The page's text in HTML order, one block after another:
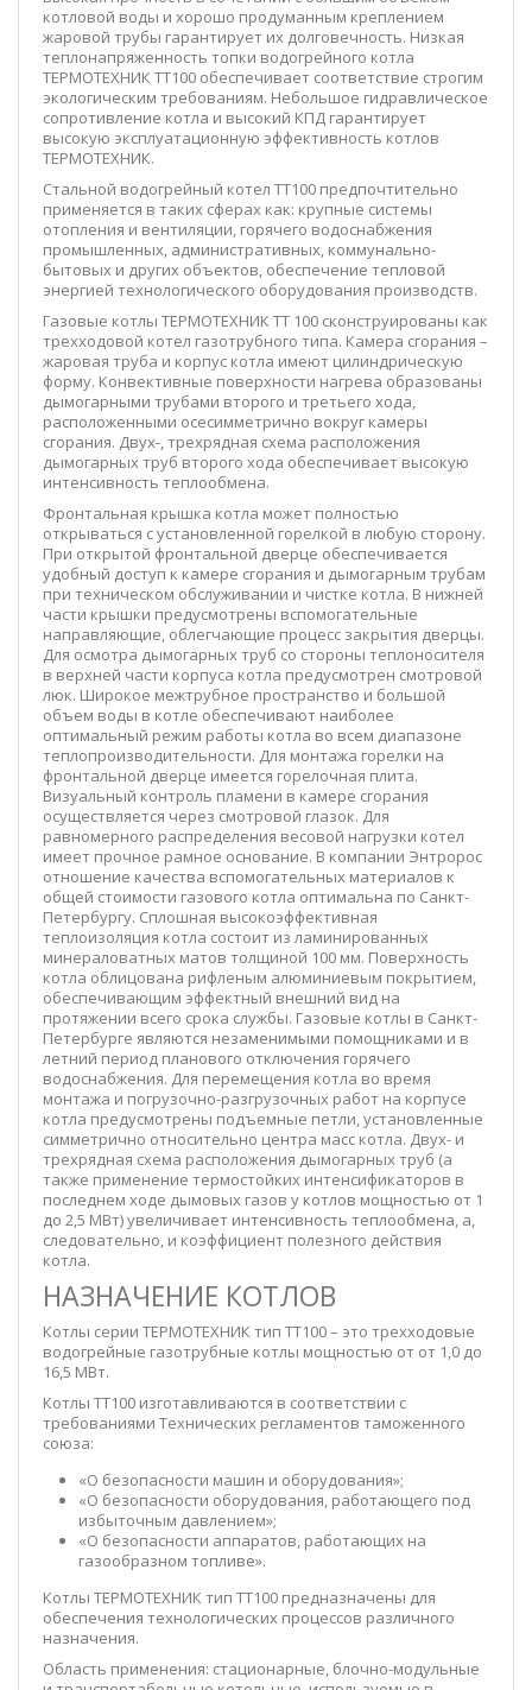
котловой воды и хорошо продуманным креплением
жаровой трубы гарантирует их долговечность. Низкая
теплонапряженность топки водогрейного котла
ТЕРМОТЕХНИК ТТ100 обеспечивает соответствие строгим
экологическим требованиям. Небольшое гидравлическое
сопротивление котла и высокий КПД гарантирует
высокую эксплуатационную эффективность котлов
ТЕРМОТЕХНИК.
Стальной водогрейный котел ТТ100 предпочтительно
применяется в таких сферах как: крупные системы
отопления и вентиляции, горячего водоснабжения
промышленных, административных, коммунально-
бытовых и других объектов, обеспечение тепловой
энергией технологического оборудования производств.
Газовые котлы ТЕРМОТЕХНИК ТТ 100 сконструированы как
трехходовой котел газотрубного типа. Камера сгорания –
жаровая труба и корпус котла имеют цилиндрическую
форму. Конвективные поверхности нагрева образованы
дымогарными трубами второго и третьего хода,
расположенными осесимметрично вокруг камеры
сгорания. Двух-, трехрядная схема расположения
дымогарных труб второго хода обеспечивает высокую
интенсивность теплообмена.
Фронтальная крышка котла может полностью
открываться с установленной горелкой в любую сторону.
При открытой фронтальной дверце обеспечивается
удобный доступ к камере сгорания и дымогарным трубам
при техническом обслуживании и чистке котла. В нижней
части крышки предусмотрены вспомогательные
направляющие, облегчающие процесс закрытия дверцы.
Для осмотра дымогарных труб со стороны теплоносителя
в верхней части корпуса котла предусмотрен смотровой
люк. Широкое межтрубное пространство и большой
объем воды в котле обеспечивают наиболее
оптимальный режим работы котла во всем диапазоне
теплопроизводительности. Для монтажа горелки на
фронтальной дверце имеется горелочная плита.
Визуальный контроль пламени в камере сгорания
осуществляется через смотровой глазок. Для
равномерного распределения весовой нагрузки котел
имеет прочное рамное основание. В компании Энтророс
отношение качества вспомогательных материалов к
общей стоимости газового котла оптимальна по Санкт-
Петербургу. Сплошная высокоэффективная
теплоизоляция котла состоит из ламинированных
минераловатных матов толщиной 100 мм. Поверхность
котла облицована рифленым алюминиевым покрытием,
обеспечивающим эффектный внешний вид на
протяжении всего срока службы. Газовые котлы в Санкт-
Петербурге являются незаменимыми помощниками и в
летний период планового отключения горячего
водоснабжения. Для перемещения котла во время
монтажа и погрузочно-разгрузочных работ на корпусе
котла предусмотрены подъемные петли, установленные
симметрично относительно центра масс котла. Двух- и
трехрядная схема расположения дымогарных труб (а
также применение термостойких интенсификаторов в
последнем ходе дымовых газов у котлов мощностью от 1
до 2,5 МВт) увеличивает интенсивность теплообмена, а,
следовательно, и коэффициент полезного действия
котла.
НАЗНАЧЕНИЕ КОТЛОВ
Котлы серии ТЕРМОТЕХНИК тип ТТ100 – это трехходовые
водогрейные газотрубные котлы мощностью от от 1,0 до
16,5 МВт.
Котлы ТТ100 изготавливаются в соответствии с
требованиями Технических регламентов таможенного
союза:
«О безопасности машин и оборудования»;
«О безопасности оборудования, работающего под
избыточным давлением»;
«О безопасности аппаратов, работающих на
газообразном топливе».
Котлы ТЕРМОТЕХНИК тип ТТ100 предназначены для
обеспечения технологических процессов различного
назначения.
Область применения: стационарные, блочно-модульные